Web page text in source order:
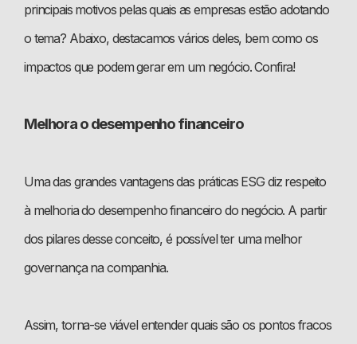
principais motivos pelas quais as empresas estão adotando
o tema? Abaixo, destacamos vários deles, bem como os
impactos que podem gerar em um negócio. Confira!
Melhora o desempenho financeiro
Uma das grandes vantagens das práticas ESG diz respeito
à melhoria do desempenho financeiro do negócio. A partir
dos pilares desse conceito, é possível ter uma melhor
governança na companhia.
Assim, torna-se viável entender quais são os pontos fracos